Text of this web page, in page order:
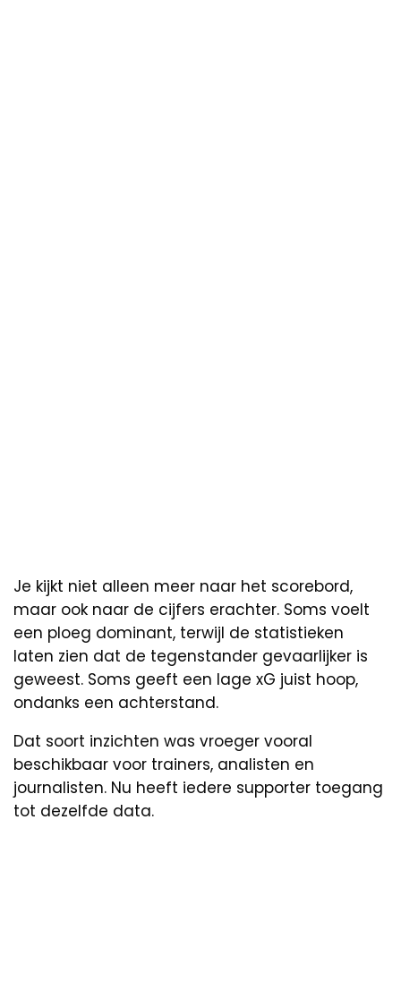
Je kijkt niet alleen meer naar het scorebord,
maar ook naar de cijfers erachter. Soms voelt
een ploeg dominant, terwijl de statistieken
laten zien dat de tegenstander gevaarlijker is
geweest. Soms geeft een lage xG juist hoop,
ondanks een achterstand.
Dat soort inzichten was vroeger vooral
beschikbaar voor trainers, analisten en
journalisten. Nu heeft iedere supporter toegang
tot dezelfde data.